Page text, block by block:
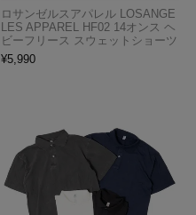
ロサンゼルスアパレル LOSANGE
LES APPAREL HF02 14オンス ヘ
ビーフリース スウェットショーツ
¥5,990